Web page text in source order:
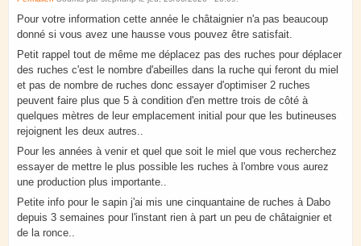
Pour votre information cette année le châtaignier n'a pas beaucoup
donné si vous avez une hausse vous pouvez être satisfait.
Petit rappel tout de même me déplacez pas des ruches pour déplacer
des ruches c'est le nombre d'abeilles dans la ruche qui feront du miel
et pas de nombre de ruches donc essayer d'optimiser 2 ruches
peuvent faire plus que 5 à condition d'en mettre trois de côté à
quelques mètres de leur emplacement initial pour que les butineuses
rejoignent les deux autres..
Pour les années à venir et quel que soit le miel que vous recherchez
essayer de mettre le plus possible les ruches à l'ombre vous aurez
une production plus importante..
Petite info pour le sapin j'ai mis une cinquantaine de ruches à Dabo
depuis 3 semaines pour l'instant rien à part un peu de châtaignier et
de la ronce..